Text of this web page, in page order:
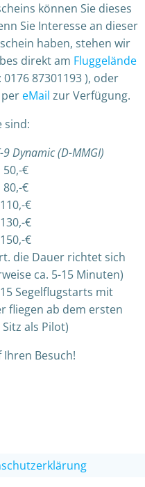
können Sie dieses
Sie Interesse an dieser
haben, stehen wir
direkt am Fluggelände
87301193 ), oder
eMail zur Verfügung.
sind:
9 Dynamic (D-MMGI)
€
€
€
€
€
die Dauer richtet sich
ca. 5-15 Minuten)
Segelflugstarts mit
fliegen ab dem ersten
als Pilot)
Besuch!